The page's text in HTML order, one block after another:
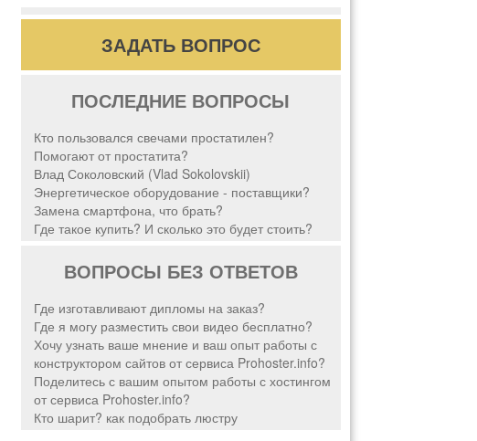
ЗАДАТЬ ВОПРОС
ПОСЛЕДНИЕ ВОПРОСЫ
Кто пользовался свечами простатилен?
Помогают от простатита?
Влад Соколовский (Vlad Sokolovskii)
Энергетическое оборудование - поставщики?
Замена смартфона, что брать?
Где такое купить? И сколько это будет стоить?
ВОПРОСЫ БЕЗ ОТВЕТОВ
Где изготавливают дипломы на заказ?
Где я могу разместить свои видео бесплатно?
Хочу узнать ваше мнение и ваш опыт работы с
конструктором сайтов от сервиса Prohoster.info?
Поделитесь с вашим опытом работы с хостингом
от сервиса Prohoster.info?
Кто шарит? как подобрать люстру